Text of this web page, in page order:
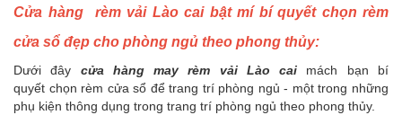
Cửa hàng rèm vải Lào cai bật mí bí quyết chọn rèm
cửa sổ đẹp cho phòng ngủ theo phong thủy:
Dưới đây cửa hàng may rèm vải Lào cai mách bạn bí
quyết chọn rèm cửa sổ để trang trí phòng ngủ - một trong những
phụ kiện thông dụng trong trang trí phòng ngủ theo phong thủy.